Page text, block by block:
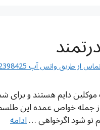
واتس آپ 00442032398425
دایم هستند و برای
خواص عمده این طلسم
تو شود اگرخواهی …ادامه